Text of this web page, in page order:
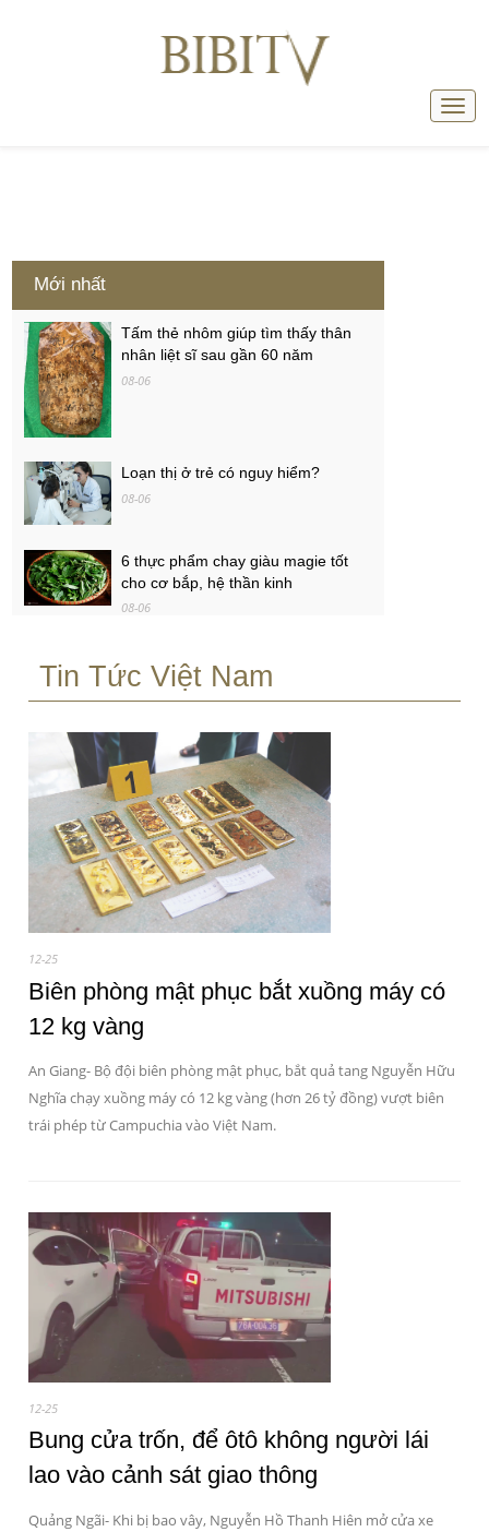
Mới nhất
Tấm thẻ nhôm giúp tìm thấy thân
nhân liệt sĩ sau gần 60 năm
08-06
Loạn thị ở trẻ có nguy hiểm?
08-06
6 thực phẩm chay giàu magie tốt
cho cơ bắp, hệ thần kinh
08-06
50-100% lệ phí trước bạ
08-06
Tin Tức Việt Nam
12-25
Biên phòng mật phục bắt xuồng máy có
12 kg vàng
An Giang- Bộ đội biên phòng mật phục, bắt quả tang Nguyễn Hữu
Nghĩa chạy xuồng máy có 12 kg vàng (hơn 26 tỷ đồng) vượt biên
trái phép từ Campuchia vào Việt Nam.
12-25
Bung cửa trốn, để ôtô không người lái
lao vào cảnh sát giao thông
Quảng Ngãi- Khi bị bao vây, Nguyễn Hồ Thanh Hiên mở cửa xe